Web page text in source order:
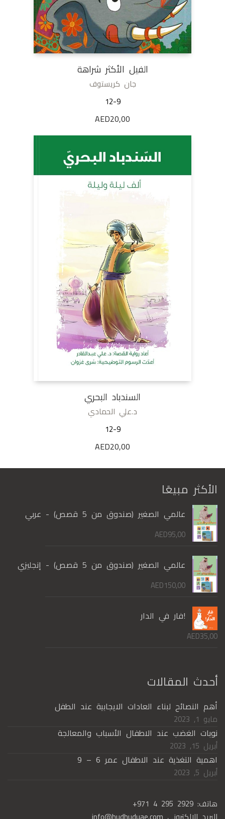
الفيل الأكثر شراهة
جان كريستوف
12-9
AED20,00
السندباد البحري
د.علي الحمادي
12-9
AED20,00
الأكثر مبيعًا
عالمي الصغير (صندوق من 5 قصص) - عربي
AED95,00
عالمي الصغير (صندوق من 5 قصص) - إنجليزي
AED150,00
!فار في الدار
AED35,00
أحدث المقالات
أهم النصائح لبناء العادات الايجابية عند الطفل
مايو 1, 2023
نوبات الغضب عند الاطفال الأسباب والمعالجة
أبريل 15, 2023
اهمية التغذية عند الاطفال عمر 6 – 9
أبريل 5, 2023
هاتف: +971 4 295 2929